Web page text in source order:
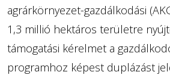
agrárkörnyezet-gazdálkodási
1,3 millió hektáros területre
támogatási kérelmet a
programhoz képest duplázást